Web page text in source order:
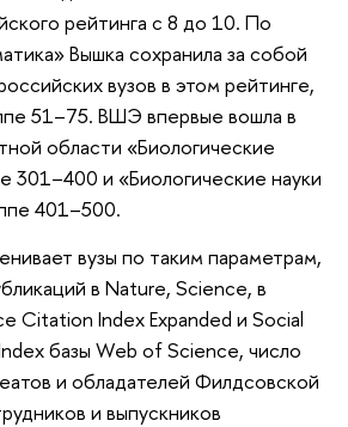
рейтинга с 8 до 10. По
Вышка сохранила за собой
вузов в этом рейтинге,
51–75. ВШЭ впервые вошла в
области «Биологические
301–400 и «Биологические науки
401–500.
вузы по таким параметрам,
в Nature, Science, в
Citation Index Expanded и Social
базы Web of Science, число
и обладателей Филдсовской
и выпускников